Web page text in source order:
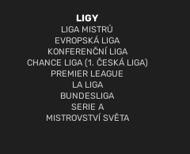
LIGY
LIGA MISTRŮ
EVROPSKÁ LIGA
KONFERENČNÍ LIGA
CHANCE LIGA (1. ČESKÁ LIGA)
PREMIER LEAGUE
LA LIGA
BUNDESLIGA
SERIE A
MISTROVSTVÍ SVĚTA